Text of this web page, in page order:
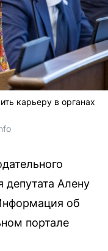
карьеру в органах
депутата Алену
об
портале